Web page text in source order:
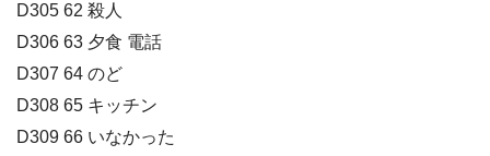
D305 62 殺人
D306 63 夕食 電話
D307 64 のど
D308 65 キッチン
D309 66 いなかった